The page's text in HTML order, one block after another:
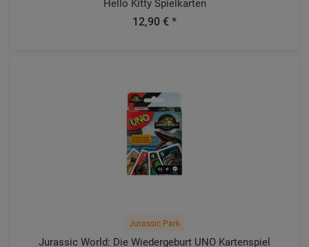
Hello Kitty Spielkarten
12,90 € *
Jurassic Park
Jurassic World: Die Wiedergeburt UNO Kartenspiel